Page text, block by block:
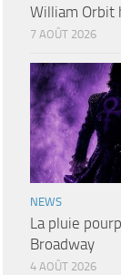
William Orbit
7 AOÛT 2026
NEWS
La pluie
Broadway
4 AOÛT 2026